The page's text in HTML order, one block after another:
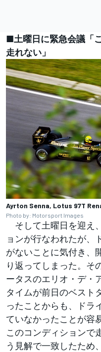
■土曜日に緊急会議「
走れない」
Ayrton Senna, Lotus 97T
Photo by: Motorsport Images
そして土曜日を迎え
ョンが行なわれたが、
がないことに気付き、
り返ってしまった。そ
ータスのエリオ・デ・
タイムが前日のベスト
ったことからも、ドラ
ていなかったことが容
このコンディションで
う見解で一致したため